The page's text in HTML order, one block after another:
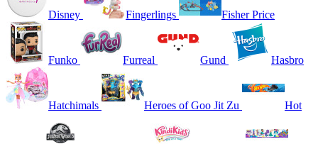
Disney Fingerlings Fisher Price
Funko Furreal Gund Hasbro
Hatchimals Heroes of Goo Jit Zu Hot